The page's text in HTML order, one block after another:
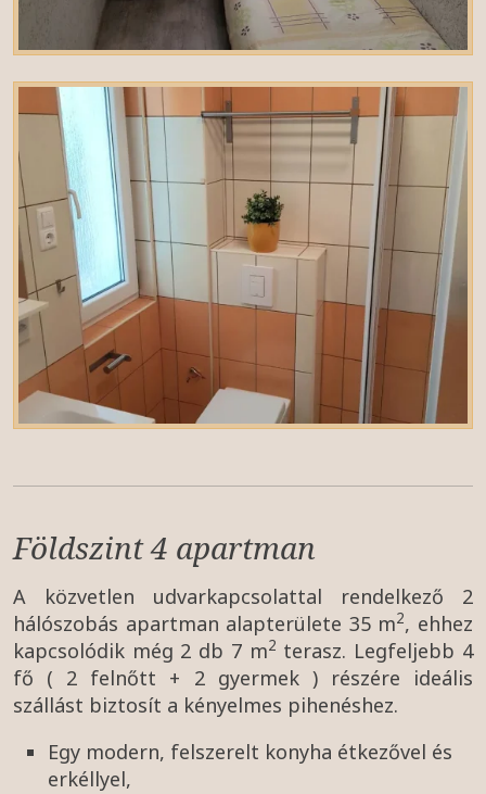
Földszint 4 apartman
A közvetlen udvarkapcsolattal rendelkező 2
hálószobás apartman alapterülete 35 m2, ehhez
kapcsolódik még 2 db 7 m2 terasz. Legfeljebb 4
fő ( 2 felnőtt + 2 gyermek ) részére ideális
szállást biztosít a kényelmes pihenéshez.
Egy modern, felszerelt konyha étkezővel és
erkéllyel,